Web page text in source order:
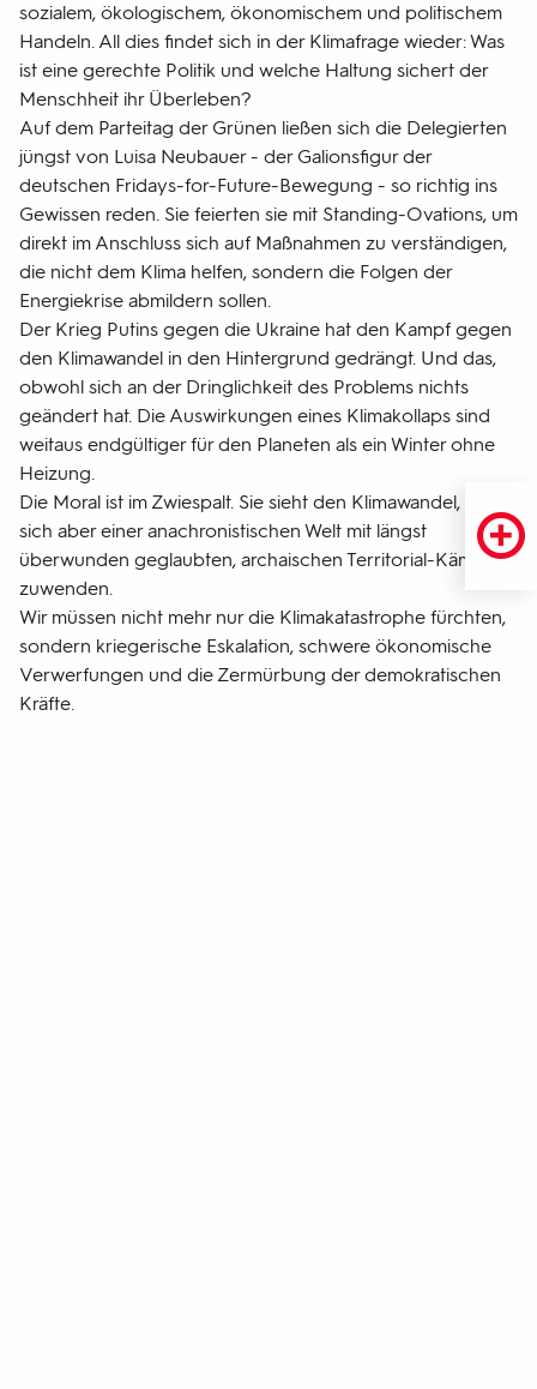
sozialem, ökologischem, ökonomischem und politischem
Handeln. All dies findet sich in der Klimafrage wieder: Was
ist eine gerechte Politik und welche Haltung sichert der
Menschheit ihr Überleben?
Auf dem Parteitag der Grünen ließen sich die Delegierten
jüngst von Luisa Neubauer - der Galionsfigur der
deutschen Fridays-for-Future-Bewegung - so richtig ins
Gewissen reden. Sie feierten sie mit Standing-Ovations, um
direkt im Anschluss sich auf Maßnahmen zu verständigen,
die nicht dem Klima helfen, sondern die Folgen der
Energiekrise abmildern sollen.
Der Krieg Putins gegen die Ukraine hat den Kampf gegen
den Klimawandel in den Hintergrund gedrängt. Und das,
obwohl sich an der Dringlichkeit des Problems nichts
geändert hat. Die Auswirkungen eines Klimakollaps sind
weitaus endgültiger für den Planeten als ein Winter ohne
Heizung.
Die Moral ist im Zwiespalt. Sie sieht den Klimawandel, muss
sich aber einer anachronistischen Welt mit längst
überwunden geglaubten, archaischen Territorial-Kämpfen
zuwenden.
Wir müssen nicht mehr nur die Klimakatastrophe fürchten,
sondern kriegerische Eskalation, schwere ökonomische
Verwerfungen und die Zermürbung der demokratischen
Kräfte.